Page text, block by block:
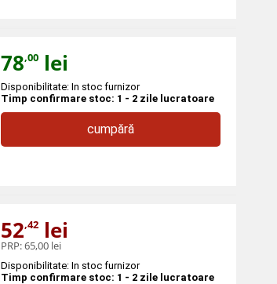
78,00 lei
Disponibilitate: In stoc furnizor
Timp confirmare stoc: 1 - 2 zile lucratoare
cumpără
52,42 lei
PRP:65,00 lei
Disponibilitate: In stoc furnizor
Timp confirmare stoc: 1 - 2 zile lucratoare